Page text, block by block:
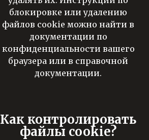
блокировке или удалению
файлов cookie можно найти в
документации по
конфиденциальности вашего
браузера или в справочной
документации.
Как контролировать
файлы cookie?